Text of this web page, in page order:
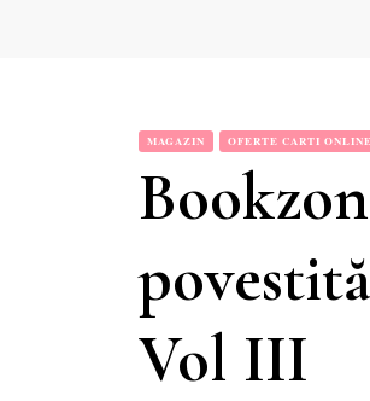
MAGAZIN OFERTE CARTI ONLINE
Vol III